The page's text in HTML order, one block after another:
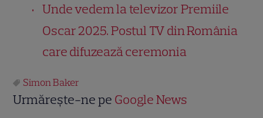
Unde vedem la televizor Premiile
Oscar 2025. Postul TV din România
care difuzează ceremonia
Simon Baker
Urmărește-ne pe Google News